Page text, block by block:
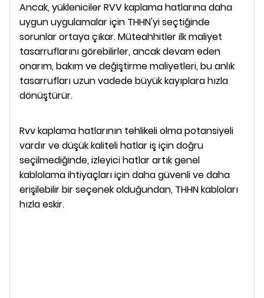
Ancak, yükleniciler RVV kaplama hatlarına daha
uygun uygulamalar için THHN'yi seçtiğinde
sorunlar ortaya çıkar. Müteahhitler ilk maliyet
tasarruflarını görebilirler, ancak devam eden
onarım, bakım ve değiştirme maliyetleri, bu anlık
tasarrufları uzun vadede büyük kayıplara hızla
dönüştürür.
Rvv kaplama hatlarının tehlikeli olma potansiyeli
vardır ve düşük kaliteli hatlar iş için doğru
seçilmediğinde, izleyici hatlar artık genel
kablolama ihtiyaçları için daha güvenli ve daha
erişilebilir bir seçenek olduğundan, THHN kabloları
hızla eskir.